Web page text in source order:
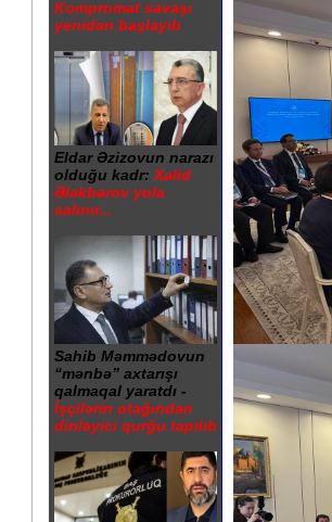
Kompromat savaşı
yenidən başlayıb
Eldar Əzizovun narazı
olduğu kadr: Xalid
Ələkbərov yola
salınır...
Sahib Məmmədovun
“mənbə” axtarışı
qalmaqal yaratdı -
İşçilərin otağından
dinləyici qurğu tapılıb